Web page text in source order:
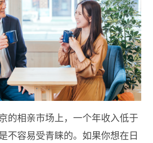
的相亲市场上，一个年收入低于
不容易受青睐的。如果你想在日